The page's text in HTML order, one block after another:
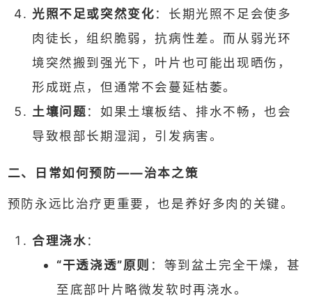
光照不足或突然变化：长期光照不足会使多
肉徒长，组织脆弱，抗病性差。而从弱光环
境突然搬到强光下，叶片也可能出现晒伤，
形成斑点，但通常不会蔓延枯萎。
土壤问题：如果土壤板结、排水不畅，也会
导致根部长期湿润，引发病害。
二、日常如何预防——治本之策
预防永远比治疗更重要，也是养好多肉的关键。
合理浇水：
“干透浇透”原则 ：等到盆土完全干燥，甚
至底部叶片略微发软时再浇水。